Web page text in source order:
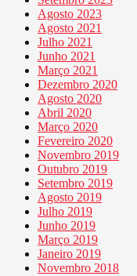
Agosto 2023
Agosto 2021
Julho 2021
Junho 2021
Março 2021
Dezembro 2020
Agosto 2020
Abril 2020
Março 2020
Fevereiro 2020
Novembro 2019
Outubro 2019
Setembro 2019
Agosto 2019
Julho 2019
Junho 2019
Março 2019
Janeiro 2019
Novembro 2018